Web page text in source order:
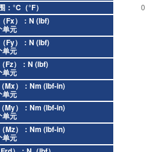
°C（°F）
0
Fx）：N (lbf)
单元
Fy）：N (lbf)
单元
Fz）：N (lbf)
单元
Mx）：Nm (lbf-in)
单元
My）：Nm (lbf-in)
单元
Mz）：Nm (lbf-in)
单元